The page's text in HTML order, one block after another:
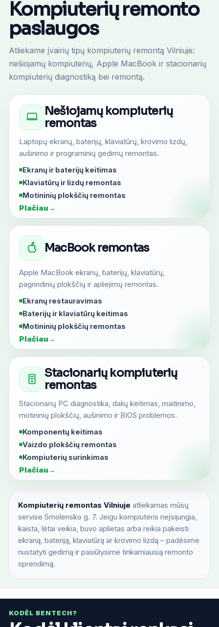
Kompiuterių remonto
paslaugos
Atliekame įvairių tipų kompiuterių remontą Vilniuje:
nešiojamų kompiuterių, Apple MacBook ir stacionarių
kompiuterių diagnostiką bei remontą.
Nešiojamų kompiuterių
remontas
Laptopų ekranų, baterijų, klaviatūrų, krovimo lizdų,
aušinimo ir programinių gedimų remontas.
Ekranų ir baterijų keitimas
Klaviatūrų ir lizdų remontas
Motininių plokščių remontas
Plačiau →
MacBook remontas
Apple MacBook ekranų, baterijų, klaviatūrų,
pagrindinių plokščių ir apliejimų remontas.
Ekranų restauravimas
Baterijų ir klaviatūrų keitimas
Motininių plokščių remontas
Plačiau →
Stacionarių kompiuterių
remontas
Stacionarių PC diagnostika, dalių keitimas, maitinimo,
motininių plokščių, aušinimo ir BIOS problemos.
Komponentų keitimas
Vaizdo plokščių remontas
Kompiuterių surinkimas
Plačiau →
Kompiuterių remontas Vilniuje atliekamas mūsų
servise Smolensko g. 7. Jeigu kompiuteris neįsijungia,
kaista, lėtai veikia, buvo aplietas arba reikia pakeisti
ekraną, bateriją, klaviatūrą ar krovimo lizdą – padėsime
nustatyti gedimą ir pasiūlysime tinkamiausią remonto
sprendimą.
KODĖL BENTECH?